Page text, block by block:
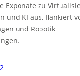
Exponate zu
und KI aus, flankiert
und Robotik-
2